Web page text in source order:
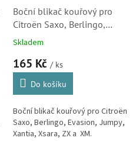
Boční blikač kouřový pro
Citroën Saxo, Berlingo,
Evasion, Jumpy, Xantia,
632562)
Skladem
165 Kč / ks
Do košíku
Boční blikač kouřový pro Citroën
Saxo, Berlingo, Evasion, Jumpy,
Xantia, Xsara, ZX a XM.